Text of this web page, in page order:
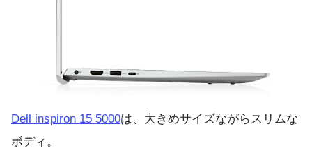
Dell inspiron 15 5000は、大きめサイズながらスリムな
ボディ。